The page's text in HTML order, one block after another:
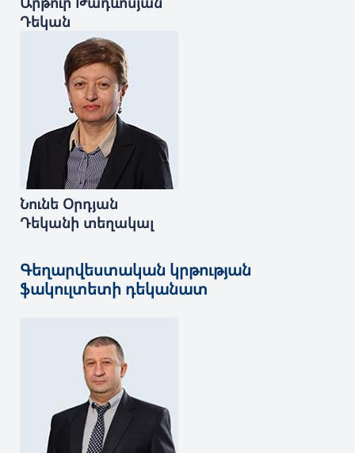
Դեկան
Նունե Օրդյան
Դեկանի տեղակալ
Գեղարվեստական կրթության
ֆակուլտետի դեկանատ